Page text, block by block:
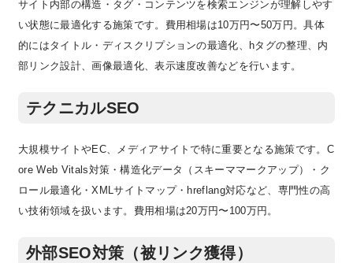
サイト内部の構造・タグ・コンテンツを検索エンジンが理解しやす
い状態に最適化する施策です。費用相場は10万円〜50万円。具体
的にはタイトル・ディスクリプションの最適化、hタグの整理、内
部リンク設計、画像最適化、表示速度改善などを行います。
テクニカルSEO
大規模サイトやEC、メディアサイトで特に重要となる施策です。C
ore Web Vitals対策・構造化データ（スキーママークアップ）・ク
ロール最適化・XMLサイトマップ・hreflang対応など、専門性の高
い技術領域を扱います。費用相場は20万円〜100万円。
外部SEO対策（被リンク獲得）